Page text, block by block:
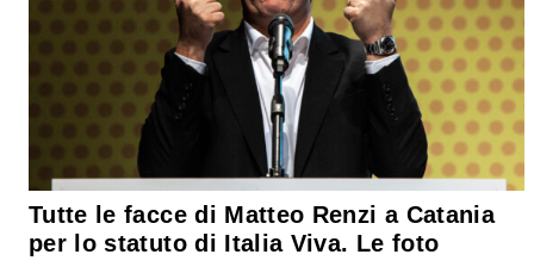
Tutte le facce di Matteo Renzi a Catania
per lo statuto di Italia Viva. Le foto